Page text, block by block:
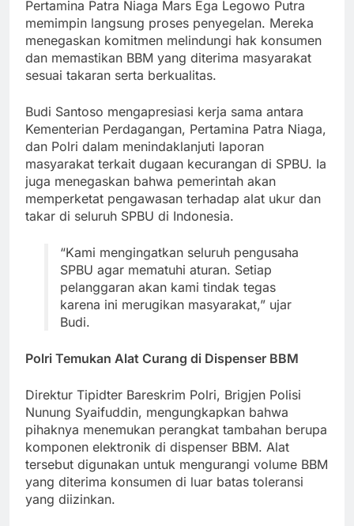
Pertamina Patra Niaga Mars Ega Legowo Putra
memimpin langsung proses penyegelan. Mereka
menegaskan komitmen melindungi hak konsumen
dan memastikan BBM yang diterima masyarakat
sesuai takaran serta berkualitas.
Budi Santoso mengapresiasi kerja sama antara
Kementerian Perdagangan, Pertamina Patra Niaga,
dan Polri dalam menindaklanjuti laporan
masyarakat terkait dugaan kecurangan di SPBU. Ia
juga menegaskan bahwa pemerintah akan
memperketat pengawasan terhadap alat ukur dan
takar di seluruh SPBU di Indonesia.
“Kami mengingatkan seluruh pengusaha
SPBU agar mematuhi aturan. Setiap
pelanggaran akan kami tindak tegas
karena ini merugikan masyarakat,” ujar
Budi.
Polri Temukan Alat Curang di Dispenser BBM
Direktur Tipidter Bareskrim Polri, Brigjen Polisi
Nunung Syaifuddin, mengungkapkan bahwa
pihaknya menemukan perangkat tambahan berupa
komponen elektronik di dispenser BBM. Alat
tersebut digunakan untuk mengurangi volume BBM
yang diterima konsumen di luar batas toleransi
yang diizinkan.